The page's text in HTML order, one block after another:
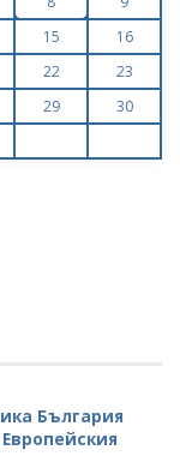
15
16
22
23
29
30
България